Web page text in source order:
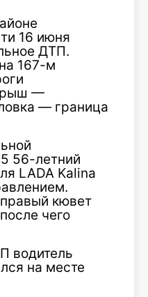
16 июня
ДТП.
167-м
—
— граница
56-летний
LADA Kalina
кювет
чего
водитель
на месте